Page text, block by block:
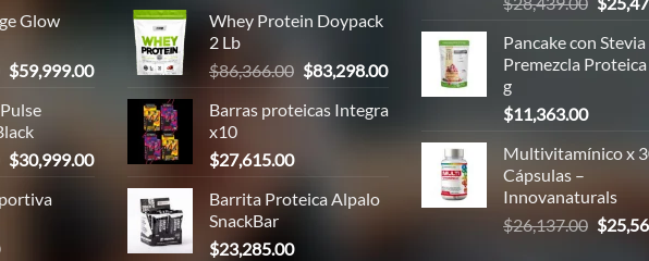
original
$65,000.00.
actual
$58,999.00.
Glow
El
original
era:
$66,000.00.
$59,999.00El
$59,999.00.
El
precio
original
$30,999.00El
$30,999.00.
original
$43,183.00.$32,000.00.
Whey Protein Doypack
2 Lb
$86,366.00 El
original
$83,298.00El
actual
$83,298.00.
Barras proteicas Integra
x10
$27,615.00
Barrita Proteica Alpalo
SnackBar
$23,285.00
era:
Pancake con Stevia
Premezcla
g
$11,363.00
Multivitamínico x
Cápsulas –
Innovanaturals
$26,137.00 El
$